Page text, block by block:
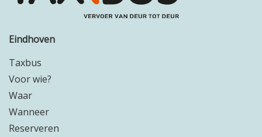
Eindhoven
Taxbus
Voor wie?
Waar
Wanneer
Reserveren